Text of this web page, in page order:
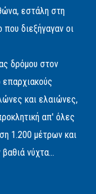
εστάλη στη
διεξήγαγαν οι
δρόμου στον
και ελαιώνες,
απ' όλες
1.200 μέτρων και
νύχτα...